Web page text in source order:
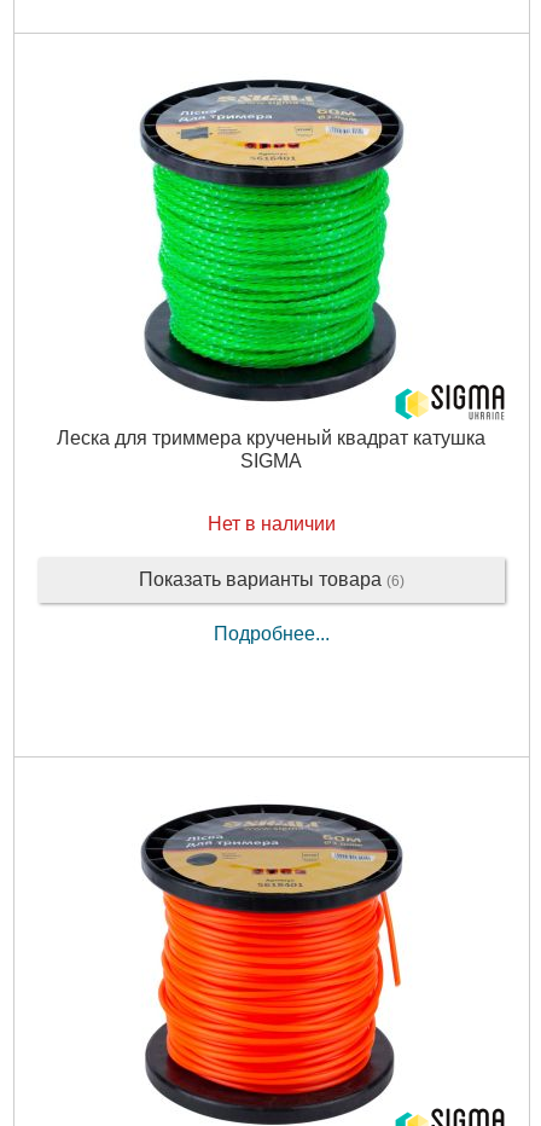
Леска для триммера крученый квадрат катушка
SIGMA
Нет в наличии
Показать варианты товара (6)
Подробнее...